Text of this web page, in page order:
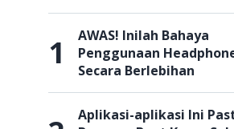
1
AWAS! Inilah Bahaya
Penggunaan
Secara Berlebihan
Aplikasi-aplikasi Ini